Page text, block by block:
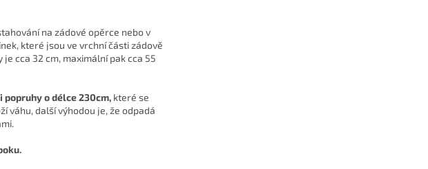
na zádové opěrce nebo v
které jsou ve vrchní části zádově
cca 32 cm, maximální pak cca 55
o délce 230cm, které se
váhu, další výhodou je, že odpadá